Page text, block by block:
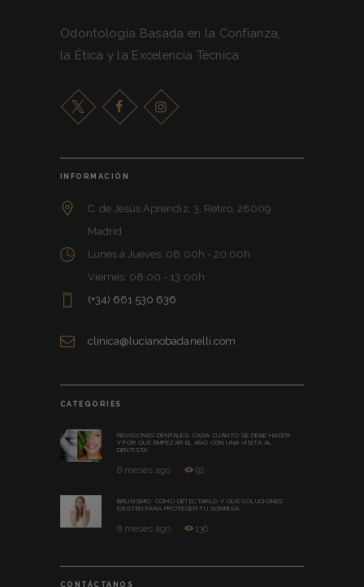
Odontología Basada en la Confianza,
la Ética y la Excelencia Técnica
INFORMACIÓN
C. de Jesús Aprendiz, 3, Retiro, 28009
Madrid
Lunes a Jueves: 08:00h - 20:00h
Viernes: 08:00 - 13:00h
(+34) 661 530 636
clinica@lucianobadanelli.com
CATEGORIES
REVISIONES DENTALES: CADA CUÁNTO SE DEBE HACER
Y POR QUÉ EMPEZAR EL AÑO CON UNA VISITA AL
DENTISTA
8 meses ago 92
BRUXISMO: CÓMO DETECTARLO Y QUÉ SOLUCIONES
EXISTEN PARA PROTEGER TU SONRISA
8 meses ago 136
CONTÁCTANOS